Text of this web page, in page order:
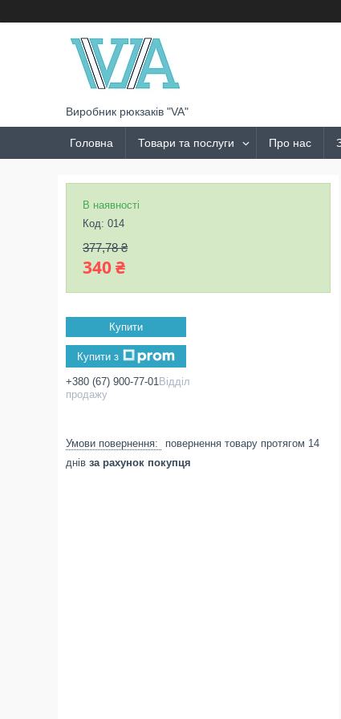
Виробник рюкзаків "VA"
Головна Товари та послуги Про нас
В наявності
Код: 014
377,78 ₴
340 ₴
Купити
Купити з
+380 (67) 900-77-01Відділ
продажу
повернення товару протягом 14
днів за рахунок покупця